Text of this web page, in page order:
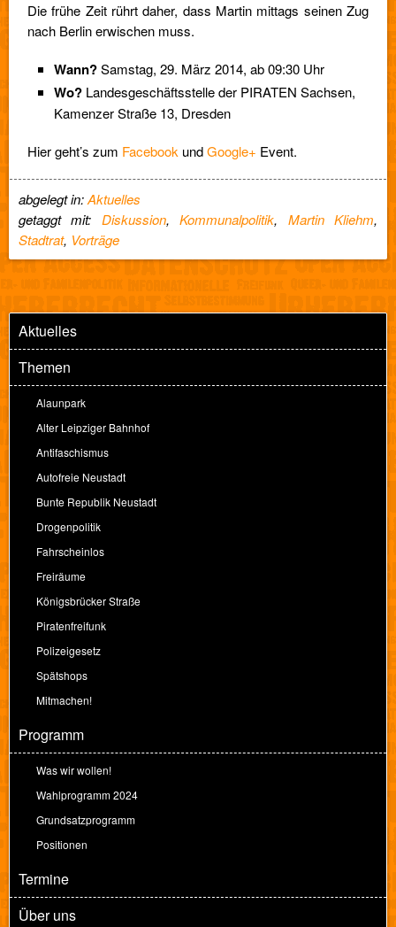
Die frühe Zeit rührt daher, dass Martin mittags seinen Zug
nach Berlin erwischen muss.
Wann?Samstag, 29. März 2014, ab 09:30 Uhr
Wo? Landesgeschäftsstelle der PIRATEN Sachsen,
Kamenzer Straße 13, Dresden
Hier geht’s zum Facebook undGoogle+ Event.
abgelegt in:Aktuelles
getaggt mit: Diskussion,Kommunalpolitik, Martin Kliehm,
Stadtrat, Vorträge
Aktuelles
Themen
Alaunpark
Alter Leipziger Bahnhof
Antifaschismus
Autofreie Neustadt
Bunte Republik Neustadt
Drogenpolitik
Fahrscheinlos
Freiräume
Königsbrücker Straße
Piratenfreifunk
Polizeigesetz
Spätshops
Mitmachen!
Programm
Was wir wollen!
Wahlprogramm 2024
Grundsatzprogramm
Positionen
Termine
Über uns